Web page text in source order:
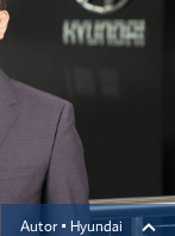
Autor ▪ Hyundai